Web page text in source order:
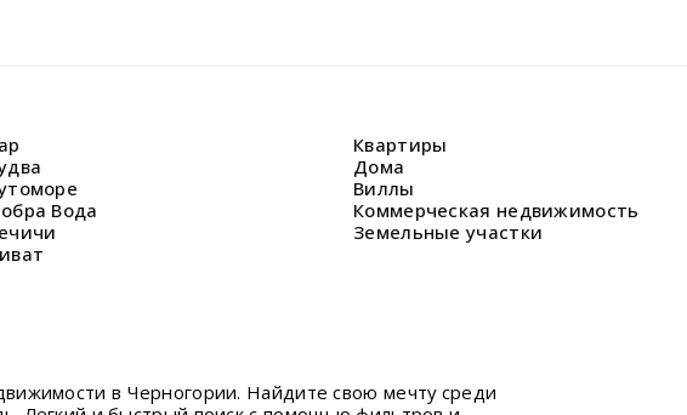
Вода
Квартиры
Дома
Виллы
Коммерческая недвижимость
Земельные участки
в Черногории. Найдите свою мечту среди